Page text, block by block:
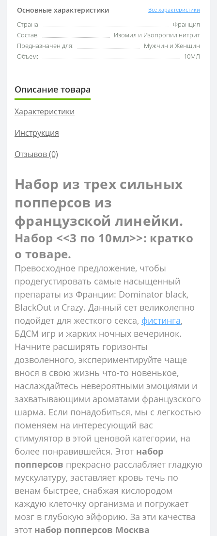
Основные характеристики Все характеристики
Страна:
Франция
Состав:
Изомил и Изопропил нитрит
Предназначен для:
Мужчин и Женщин
Объем:
10МЛ
Описание товара
Характеристики
Инструкция
Отзывов (0)
Набор из трех сильных
попперсов из
французской линейки.
Набор <<3 по 10мл>>: кратко
о товаре.
Превосходное предложение, чтобы
продегустировать самые насыщенный
препараты из Франции: Dominator black,
BlackOut и Crazy. Данный сет великолепно
подойдет для жесткого секса, фистинга,
БДСМ игр и жарких ночных вечеринок.
Начните расширять горизонты
дозволенного, экспериментируйте чаще
внося в свою жизнь что-то новенькое,
наслаждайтесь невероятными эмоциями и
захватывающими ароматами французского
шарма. Если понадобиться, мы с легкостью
поменяем на интересующий вас
стимулятор в этой ценовой категории, на
более понравившейся. Этот набор
попперсов прекрасно расслабляет гладкую
мускулатуру, заставляет кровь течь по
венам быстрее, снабжая кислородом
каждую клеточку организма и погружает
мозг в глубокую эйфорию. За эти качества
этот набор попперсов Москва